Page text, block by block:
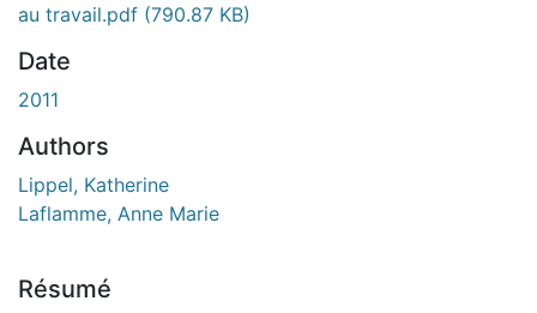
au travail.pdf (790.87 KB)
Date
2011
Authors
Lippel, Katherine
Laflamme, Anne Marie
Résumé